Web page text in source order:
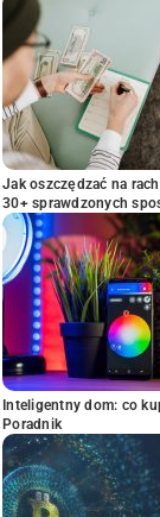
Jak oszczędzać na
30+ sprawdzonych
Inteligentny dom: co
Poradnik